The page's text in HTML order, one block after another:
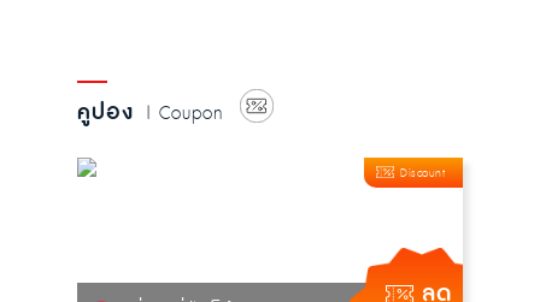
คูปอง | Coupon
Discount